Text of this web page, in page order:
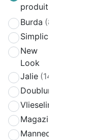
produits
Burda (808)
Simplicity
New
Look
Jalie (141)
Doublure
Vlieseline
Magazines
Mannequin